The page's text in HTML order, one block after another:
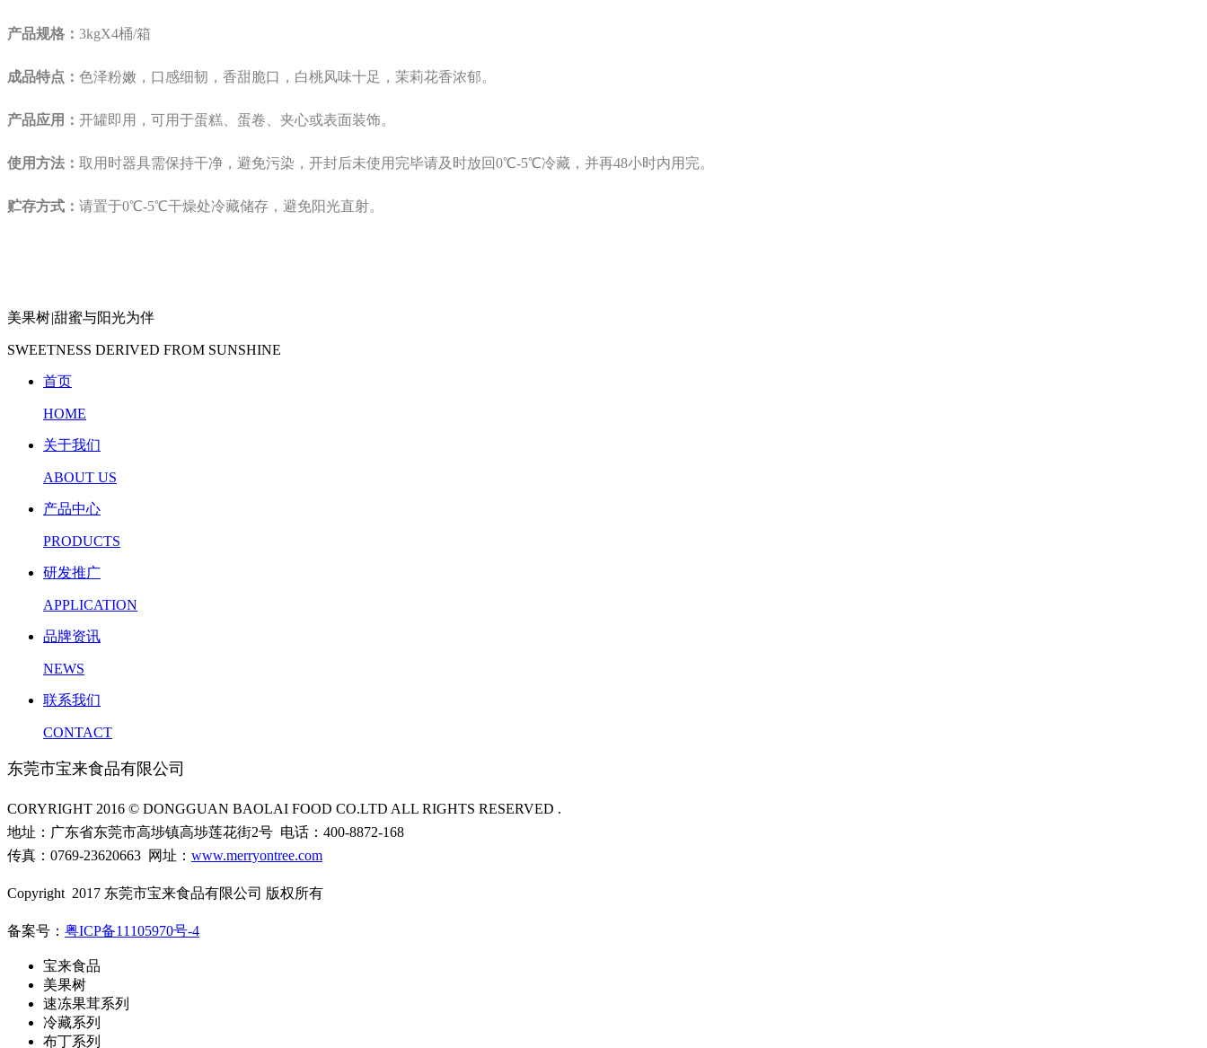
产品规格： 3kgX4桶/箱
成品特点： 色泽粉嫩，口感细韧，香甜脆口，白桃风味十足 ，茉莉花香浓郁。
产品应用： 开罐即用，可用于蛋糕、蛋卷、夹心或表面装饰。
使用方法： 取用时器具需保持干净，避免污染，开封后未使用完毕请及时放回0℃-5℃冷藏，并再48小时内用完。
贮存方式： 请置于0℃-5℃干燥处冷藏储存，避免阳光直射。
美果树|甜蜜与阳光为伴
SWEETNESS DERIVED FROM SUNSHINE
首页
HOME
关于我们
ABOUT US
产品中心
PRODUCTS
研发推广
APPLICATION
品牌资讯
NEWS
联系我们
CONTACT
东莞市宝来食品有限公司
CORYRIGHT 2016 © DONGGUAN BAOLAI FOOD CO.LTD ALL RIGHTS RESERVED .
地址：广东省东莞市高埗镇高埗莲花街2号 电话：400-8872-168
传真：0769-23620663 网址： www.merryontree.com
Copyright 2017 东莞市宝来食品有限公司 版权所有
备案号： 粤ICP备11105970号-4
宝来食品
美果树
速冻果茸系列
冷藏系列
布丁系列